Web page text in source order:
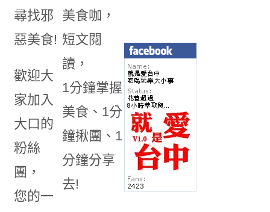
尋找邪
惡美食!
歡迎大
家加入
大口的
粉絲
團，
您的一
美食咖，
短文閱
讀，
1分鐘掌握
美食、1分
鐘揪團、1
分鐘分享
去!